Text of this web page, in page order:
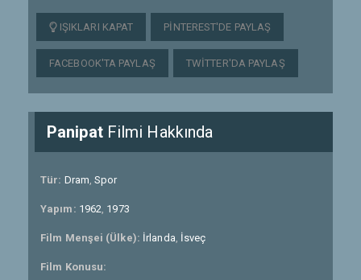
IŞIKLARI KAPAT PINTEREST'DE PAYLAŞ
FACEBOOK'TA PAYLAŞ TWITTER'DA PAYLAŞ
PanipatFilmi Hakkında
Tür: Dram,Spor
Yapım: 1962, 1973
Film Menşei (Ülke): İrlanda, İsveç
Film Konusu: